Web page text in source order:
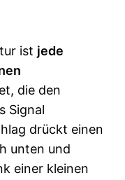
ist jede
die den
Signal
drückt einen
unten und
einer kleinen